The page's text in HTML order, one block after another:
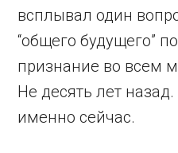
всплывал один
“общего будущего”
признание во всем
Не десять лет
именно сейчас.